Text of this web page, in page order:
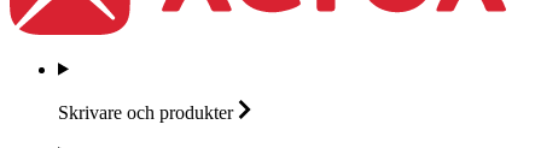
Skrivare och produkter